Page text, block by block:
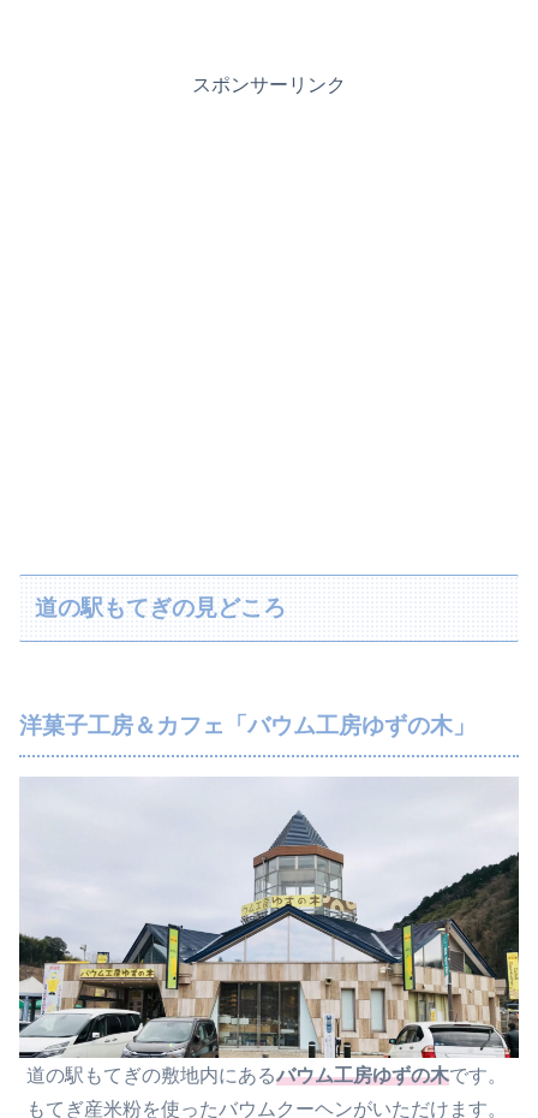
スポンサーリンク
道の駅もてぎの見どころ
洋菓子工房＆カフェ「バウム工房ゆずの木」
道の駅もてぎの敷地内にあるバウム工房ゆずの木です。
もてぎ産米粉を使ったバウムクーヘンがいただけます。